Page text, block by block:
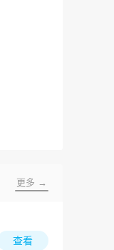
更多 →
查看